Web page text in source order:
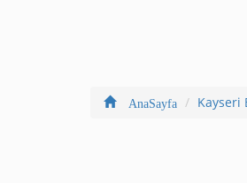
AnaSayfa Kayseri